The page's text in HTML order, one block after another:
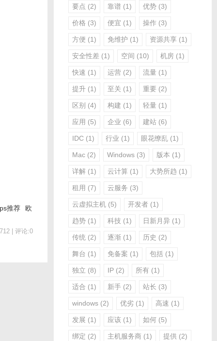
推荐 欧
| 评论:0
要点 (2) 靠谱 (1) 优势 (3)
价格 (3) 便宜 (1) 操作 (3)
方便 (1) 免维护 (1) 资源共享 (1)
安全性差 (1) 空间 (10) 机房 (1)
快速 (1) 运营 (2) 流量 (1)
提升 (1) 至关 (1) 重要 (2)
区别 (4) 构建 (1) 轻量 (1)
应用 (5) 企业 (6) 建站 (6)
IDC (1) 行业 (1) 眼花缭乱 (1)
Mac (2) Windows (3) 版本 (1)
详解 (1) 云计算 (1) 大势所趋 (1)
租用 (7) 云服务 (3)
云虚拟主机 (5) 开发者 (1)
趋势 (1) 科技 (1) 日新月异 (1)
传统 (2) 逐渐 (1) 历史 (2)
舞台 (1) 免备案 (1) 包括 (1)
独立 (8) IP (2) 所有 (1)
适合 (1) 新手 (2) 站长 (3)
windows (2) 优劣 (1) 高速 (1)
发展 (1) 应该 (1) 如何 (5)
绑定 (2) 主机服务商 (1) 提供 (2)